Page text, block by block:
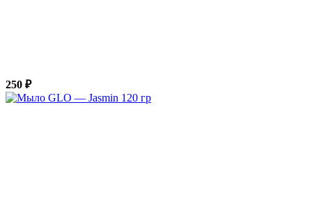
250 ₽